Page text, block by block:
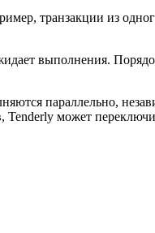
транзакции из
выполнения.
параллельно,
Tenderly может